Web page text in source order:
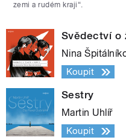
zemi a rudém kraji“.
Svědectví o
Nina
Koupit
Sestry
Martin Uhlíř
Koupit